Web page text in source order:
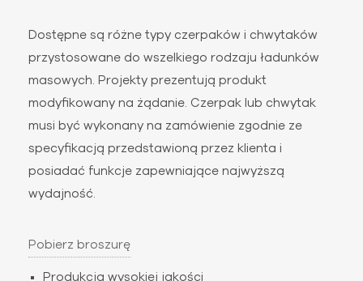
Dostępne są różne typy czerpaków i chwytaków
przystosowane do wszelkiego rodzaju ładunków
masowych. Projekty prezentują produkt
modyfikowany na żądanie. Czerpak lub chwytak
musi być wykonany na zamówienie zgodnie ze
specyfikacją przedstawioną przez klienta i
posiadać funkcje zapewniające najwyższą
wydajność.
Pobierz broszurę
Produkcja wysokiej jakości